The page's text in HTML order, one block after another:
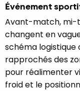
Événement
Avant-match, mi-
changent en
schéma
rapprochés des
pour réalimenter
froid et le